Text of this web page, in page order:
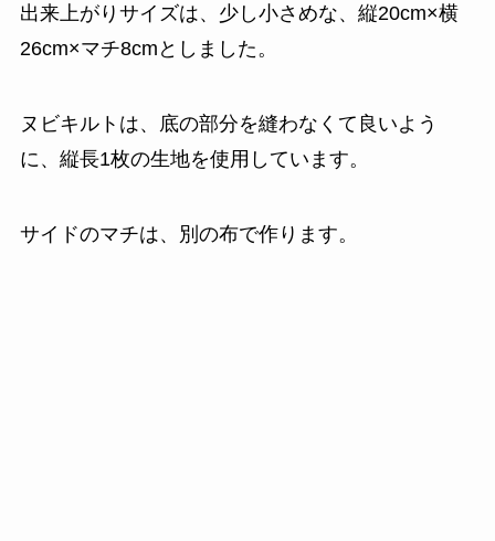
出来上がりサイズは、少し小さめな、縦20cm×横
26cm×マチ8cmとしました。
ヌビキルトは、底の部分を縫わなくて良いよう
に、縦長1枚の生地を使用しています。
サイドのマチは、別の布で作ります。